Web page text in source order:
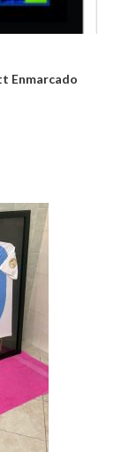
Enmarcado